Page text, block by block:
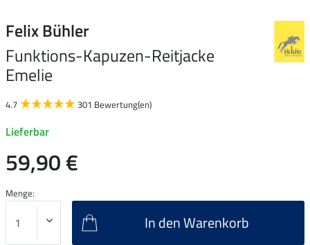
Felix Bühler
Funktions-Kapuzen-Reitjacke
Emelie
4.7 301 Bewertung(en)
Lieferbar
59,90 €
Menge:
In den Warenkorb